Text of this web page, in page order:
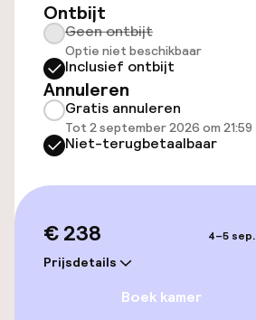
Toegankelijkheid
Lift
Entertainment
Tuin
Ontbijt
Geen ontbijt
Optie niet beschikbaar
Inclusief ontbijt
Annuleren
Gratis annuleren
Tot 2 september 2026 om 21:59
Niet-terugbetaalbaar
€ 238
Prijsdetails
4–5 sep.
Boek kamer